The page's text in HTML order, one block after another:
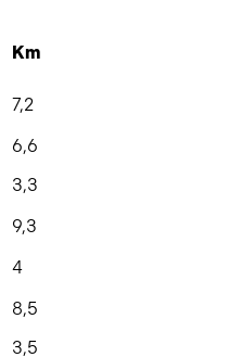
Km
7,2
6,6
3,3
9,3
4
8,5
3,5